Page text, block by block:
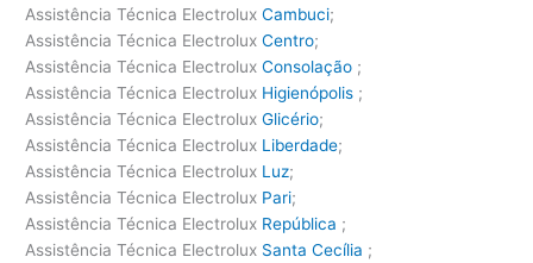
Assistência Técnica ElectroluxCambuci;
Assistência Técnica ElectroluxCentro;
Assistência Técnica ElectroluxConsolação ;
Assistência Técnica Electrolux Higienópolis ;
Assistência Técnica ElectroluxGlicério;
Assistência Técnica Electrolux Liberdade;
Assistência Técnica Electrolux Luz;
Assistência Técnica Electrolux Pari;
Assistência Técnica Electrolux República ;
Assistência Técnica Electrolux Santa Cecília ;